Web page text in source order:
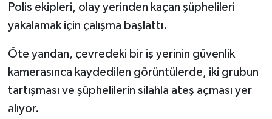
Polis ekipleri, olay yerinden kaçan şüphelileri
yakalamak için çalışma başlattı.
Öte yandan, çevredeki bir iş yerinin güvenlik
kamerasınca kaydedilen görüntülerde, iki grubun
tartışması ve şüphelilerin silahla ateş açması yer
alıyor.